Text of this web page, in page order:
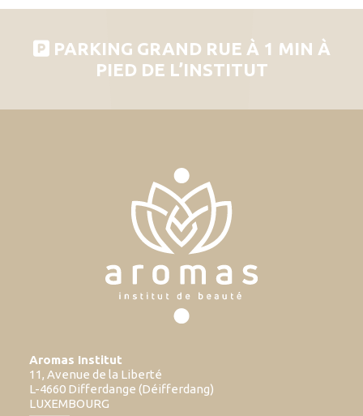
PARKING GRAND RUE À 1 MIN À
PIED DE L’INSTITUT
Aromas Institut
11, Avenue de la Liberté
L-4660 Differdange (Déifferdang)
LUXEMBOURG